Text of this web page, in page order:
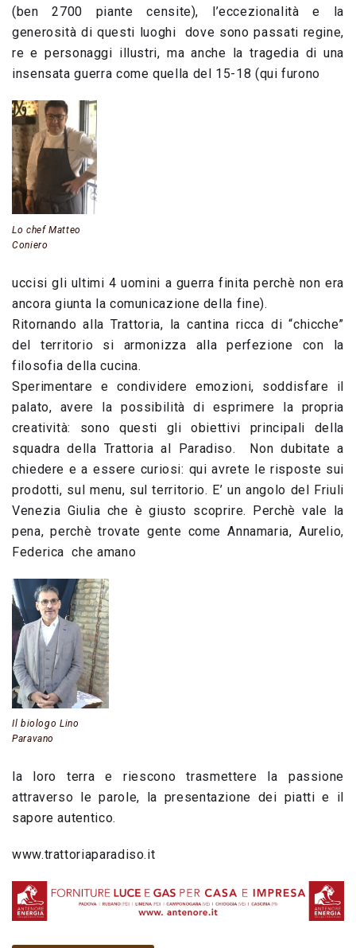
(ben 2700 piante censite), l’eccezionalità e la
generosità di questi luoghi dove sono passati regine,
re e personaggi illustri, ma anche la tragedia di una
insensata guerra come quella del 15-18 (qui furono
Lo chef Matteo
Coniero
uccisi gli ultimi 4 uomini a guerra finita perchè non era
ancora giunta la comunicazione della fine).
Ritornando alla Trattoria, la cantina ricca di “chicche”
del territorio si armonizza alla perfezione con la
filosofia della cucina.
Sperimentare e condividere emozioni, soddisfare il
palato, avere la possibilità di esprimere la propria
creatività: sono questi gli obiettivi principali della
squadra della Trattoria al Paradiso. Non dubitate a
chiedere e a essere curiosi: qui avrete le risposte sui
prodotti, sul menu, sul territorio. E’ un angolo del Friuli
Venezia Giulia che è giusto scoprire. Perchè vale la
pena, perchè trovate gente come Annamaria, Aurelio,
Federica che amano
Il biologo Lino
Paravano
la loro terra e riescono trasmettere la passione
attraverso le parole, la presentazione dei piatti e il
sapore autentico.
www.trattoriaparadiso.it